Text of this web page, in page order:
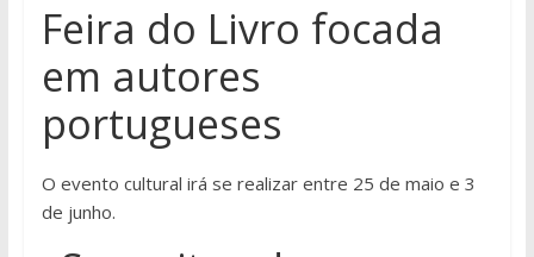
Feira do Livro focada
em autores
portugueses
O evento cultural irá se realizar entre 25 de maio e 3
de junho.